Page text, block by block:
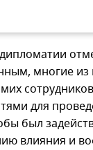
многие из
для
был
влияния и